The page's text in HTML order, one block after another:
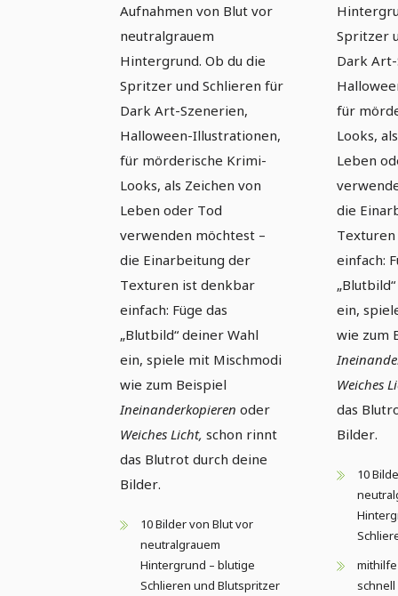
Aufnahmen von Blut vor
neutralgrauem
Hintergrund. Ob du die
Spritzer und Schlieren für
Dark Art-Szenerien,
Halloween-Illustrationen,
für mörderische Krimi-
Looks, als Zeichen von
Leben oder Tod
verwenden möchtest –
die Einarbeitung der
Texturen ist denkbar
einfach: Füge das
„Blutbild“ deiner Wahl
ein, spiele mit Mischmodi
wie zum Beispiel
Ineinanderkopieren oder
Weiches Licht, schon rinnt
das Blutrot durch deine
Bilder.
10 Bilder von Blut vor
neutralgrauem
Hintergrund – blutige
Schlieren und Blutspritzer
Spritzer
Dark
für
Looks,
Leben
die
einfach:
ein,
wie zum
Weiches
das
Bilder.
10